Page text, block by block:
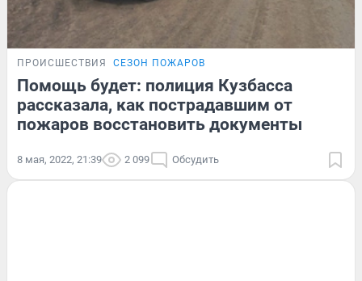
ПРОИСШЕСТВИЯ СЕЗОН ПОЖАРОВ
Помощь будет: полиция Кузбасса
рассказала, как пострадавшим от
пожаров восстановить документы
8 мая, 2022, 21:39 2 099 Обсудить